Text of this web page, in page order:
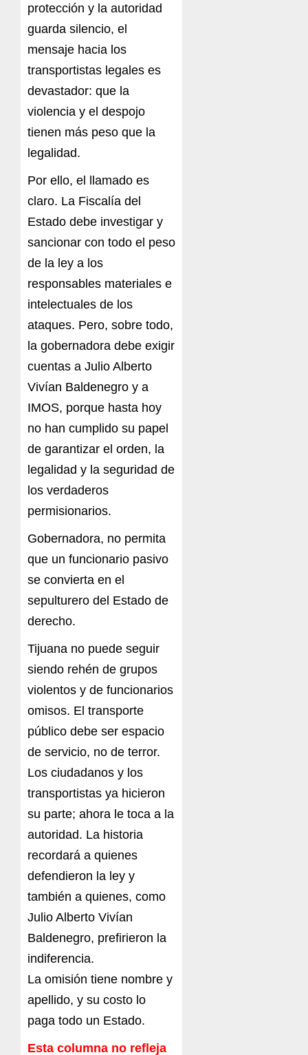
protección y la autoridad
guarda silencio, el
mensaje hacia los
transportistas legales es
devastador: que la
violencia y el despojo
tienen más peso que la
legalidad.
Por ello, el llamado es
claro. La Fiscalía del
Estado debe investigar y
sancionar con todo el peso
de la ley a los
responsables materiales e
intelectuales de los
ataques. Pero, sobre todo,
la gobernadora debe exigir
cuentas a Julio Alberto
Vivían Baldenegro y a
IMOS, porque hasta hoy
no han cumplido su papel
de garantizar el orden, la
legalidad y la seguridad de
los verdaderos
permisionarios.
Gobernadora, no permita
que un funcionario pasivo
se convierta en el
sepulturero del Estado de
derecho.
Tijuana no puede seguir
siendo rehén de grupos
violentos y de funcionarios
omisos. El transporte
público debe ser espacio
de servicio, no de terror.
Los ciudadanos y los
transportistas ya hicieron
su parte; ahora le toca a la
autoridad. La historia
recordará a quienes
defendieron la ley y
también a quienes, como
Julio Alberto Vivían
Baldenegro, prefirieron la
indiferencia.
La omisión tiene nombre y
apellido, y su costo lo
paga todo un Estado.
Esta columna no refleja